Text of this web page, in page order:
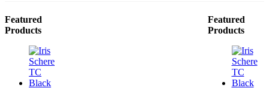
Featured
Products
Featured
Products